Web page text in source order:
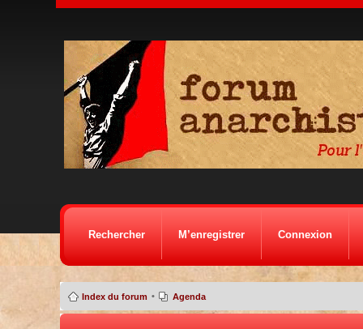
Rechercher M’enregistrer Connexion
Index du forum • Agenda